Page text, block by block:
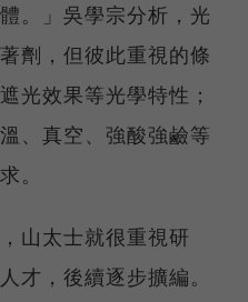
。」吳學宗分析，光
劑，但彼此重視的條
光效果等光學特性；
、真空、強酸強鹼等
。
山太士就很重視研
才，後續逐步擴編。